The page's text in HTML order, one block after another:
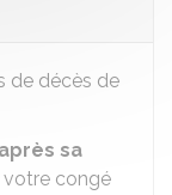
de décès de
après sa
votre congé